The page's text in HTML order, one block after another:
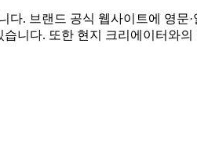
. 브랜드 공식 웹사이트에 영문
니다. 또한 현지 크리에이터와